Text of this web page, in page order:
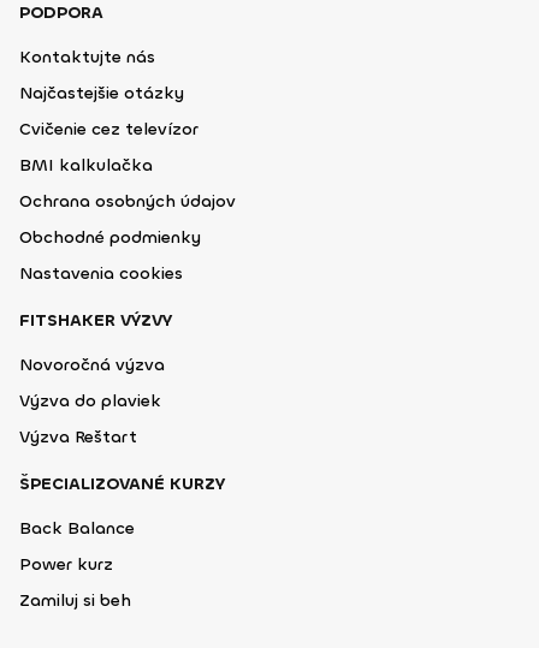
PODPORA
Kontaktujte nás
Najčastejšie otázky
Cvičenie cez televízor
BMI kalkulačka
Ochrana osobných údajov
Obchodné podmienky
Nastavenia cookies
FITSHAKER VÝZVY
Novoročná výzva
Výzva do plaviek
Výzva Reštart
ŠPECIALIZOVANÉ KURZY
Back Balance
Power kurz
Zamiluj si beh